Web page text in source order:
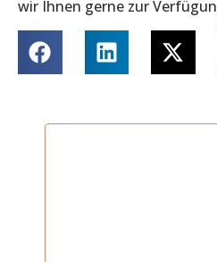
wir Ihnen gerne zur